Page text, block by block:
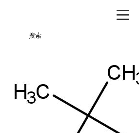
搜索